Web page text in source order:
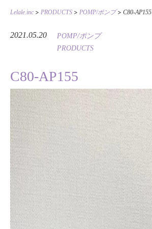
Lelale.inc > PRODUCTS > POMP/ポンプ> C80-AP155
2021.05.20
POMP/ポンプ
PRODUCTS
C80-AP155